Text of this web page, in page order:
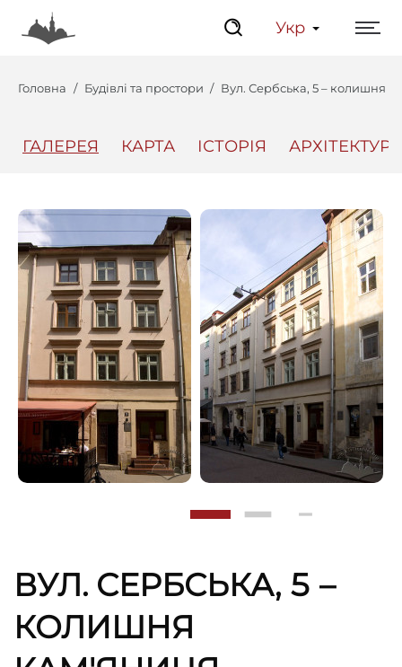
Укр
Головна Будівлі та простори Вул. Сербська, 5 – колишня
ГАЛЕРЕЯ КАРТА ІСТОРІЯ АРХІТЕКТУРА
ВУЛ. СЕРБСЬКА, 5 –
КОЛИШНЯ